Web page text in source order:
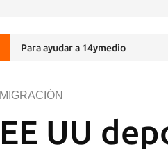
Para ayudar a 14ymedio
EE UU
MIGRACIÓN